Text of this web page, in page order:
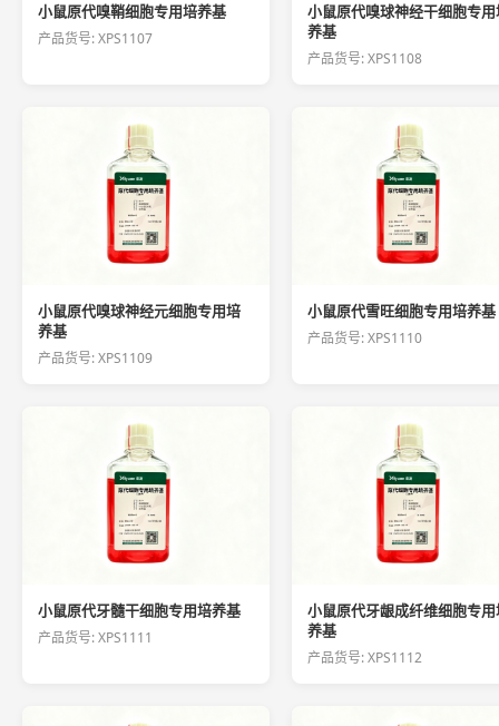
小鼠原代嗅鞘细胞专用培养基
产品货号: XPS1107
小鼠原代嗅球神经干细胞专用
养基
产品货号: XPS1108
小鼠原代嗅球神经元细胞专用培
养基
产品货号: XPS1109
小鼠原代雪旺细胞专用培养基
产品货号: XPS1110
小鼠原代牙髓干细胞专用培养基
产品货号: XPS1111
小鼠原代牙龈成纤维细胞专用
养基
产品货号: XPS1112